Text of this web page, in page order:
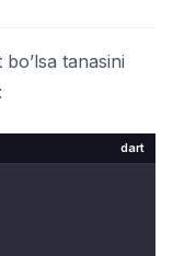
tanasini
dart